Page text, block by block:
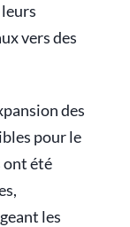
vers des
des
pour le
ont été
les